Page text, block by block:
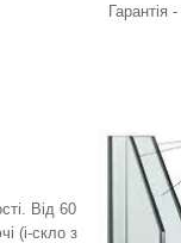
Гарантія
Від 60
(і-скло з